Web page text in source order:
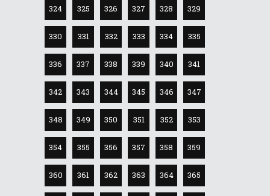
324 325 326 327 328 329
330 331 332 333 334 335
336 337 338 339 340 341
342 343 344 345 346 347
348 349 350 351 352 353
354 355 356 357 358 359
360 361 362 363 364 365